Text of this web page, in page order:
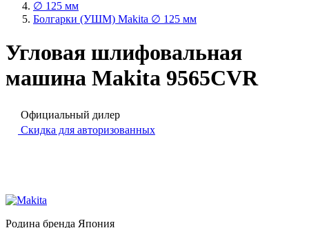
∅ 125 мм
Болгарки (УШМ) Makita ∅ 125 мм
Угловая шлифовальная
машина Makita 9565CVR
Официальный дилер
Скидка для авторизованных
Родина бренда Япония